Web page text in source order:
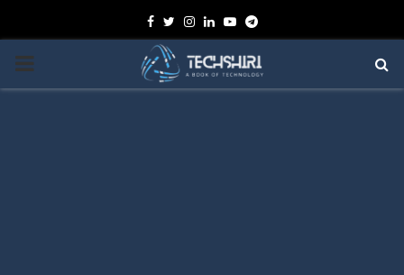
Facebook
TwitterInstagram
Linkedin
YoutubeTelegram
PRIMARY